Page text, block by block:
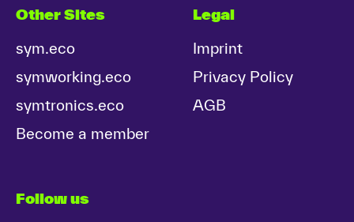
Other Sites
sym.eco
symworking.eco
symtronics.eco
Become a member
Legal
Imprint
Privacy Policy
AGB
Follow us